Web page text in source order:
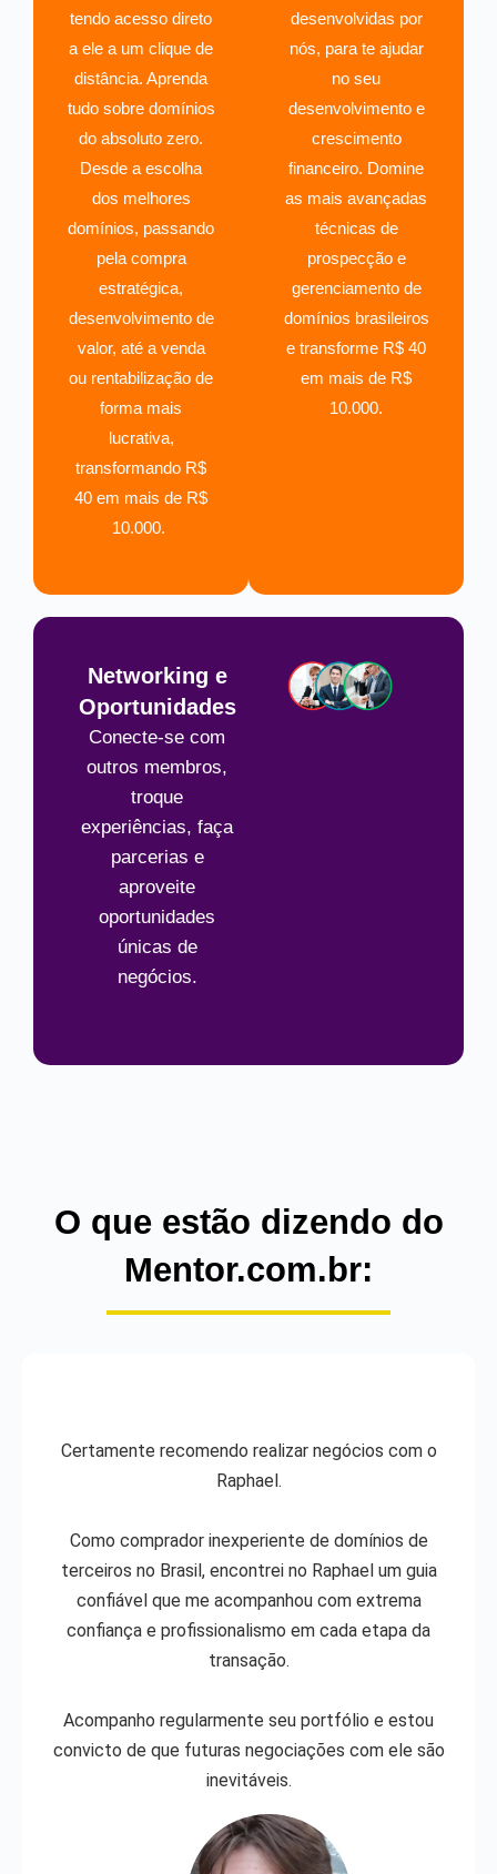
tendo acesso direto
a ele a um clique de
distância. Aprenda
tudo sobre domínios
do absoluto zero.
Desde a escolha
dos melhores
domínios, passando
pela compra
estratégica,
desenvolvimento de
valor, até a venda
ou rentabilização de
forma mais
lucrativa,
transformando R$
40 em mais de R$
10.000.
desenvolvidas por
nós, para te ajudar
no seu
desenvolvimento e
crescimento
financeiro. Domine
as mais avançadas
técnicas de
prospecção e
gerenciamento de
domínios brasileiros
e transforme R$ 40
em mais de R$
10.000.
Networking e
Oportunidades
Conecte-se com
outros membros,
troque
experiências, faça
parcerias e
aproveite
oportunidades
únicas de
negócios.
O que estão dizendo do
Mentor.com.br:
Certamente recomendo realizar negócios com o
Raphael.
Como comprador inexperiente de domínios de
terceiros no Brasil, encontrei no Raphael um guia
confiável que me acompanhou com extrema
confiança e profissionalismo em cada etapa da
transação.
Acompanho regularmente seu portfólio e estou
convicto de que futuras negociações com ele são
inevitáveis.